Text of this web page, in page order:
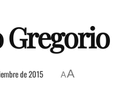
de 2015 AA